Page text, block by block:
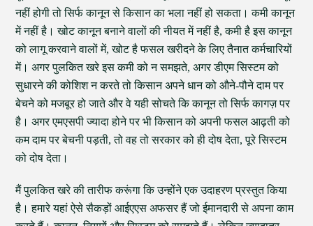
नहीं होगी तो सिर्फ कानून से किसान का भला नहीं हो सकता। कमी कानून
में नहीं है। खोट कानून बनाने वालों की नीयत में नहीं है, कमी है इस कानून
को लागू करवाने वालों में, खोट है फसल खरीदने के लिए तैनात कर्मचारियों
में। अगर पुलकित खरे इस कमी को न समझते, अगर डीएम सिस्टम को
सुधारने की कोशिश न करते तो किसान अपने धान को औने-पौने दाम पर
बेचने को मजबूर हो जाते और वे यही सोचते कि कानून तो सिर्फ कागज़ पर
है। अगर एमएसपी ज्यादा होने पर भी किसान को अपनी फसल आढ़ती को
कम दाम पर बेचनी पड़ती, तो वह तो सरकार को ही दोष देता, पूरे सिस्टम
को दोष देता।
मैं पुलकित खरे की तारीफ करूंगा कि उन्होंने एक उदाहरण प्रस्तुत किया
है। हमारे यहां ऐसे सैकड़ों आईएएस अफसर हैं जो ईमानदारी से अपना काम